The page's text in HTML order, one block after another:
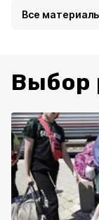
Все
Выбор